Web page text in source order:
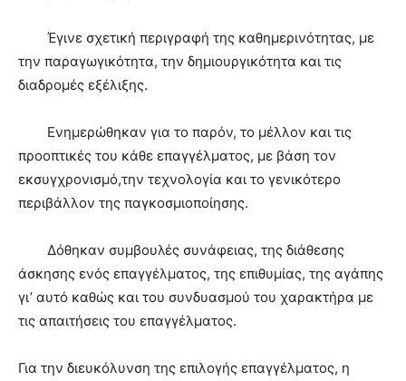
Έγινε σχετική περιγραφή της καθημερινότητας, με
την παραγωγικότητα, την δημιουργικότητα και τις
διαδρομές εξέλιξης.
Ενημερώθηκαν για το παρόν, το μέλλον και τις
προοπτικές του κάθε επαγγέλματος, με βάση τον
εκσυγχρονισμό,την τεχνολογία και το γενικότερο
περιβάλλον της παγκοσμιοποίησης.
Δόθηκαν συμβουλές συνάφειας, της διάθεσης
άσκησης ενός επαγγέλματος, της επιθυμίας, της αγάπης
γι’ αυτό καθώς και του συνδυασμού του χαρακτήρα με
τις απαιτήσεις του επαγγέλματος.
Για την διευκόλυνση της επιλογής επαγγέλματος, η